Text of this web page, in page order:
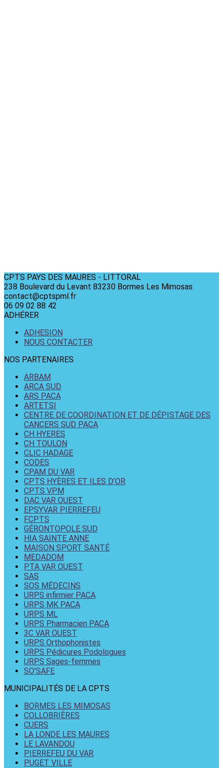
CPTS PAYS DES MAURES - LITTORAL
238 Boulevard du Levant 83230 Bormes Les Mimosas
contact@cptspml.fr
06 09 02 88 42
ADHÉRER
ADHESION
NOUS CONTACTER
NOS PARTENAIRES
ARBAM
ARCA SUD
ARS PACA
ARTETSI
CENTRE DE COORDINATION ET DE DÉPISTAGE DES
CANCERS SUD PACA
CH HYERES
CH TOULON
CLIC HADAGE
CODES
CPAM DU VAR
CPTS HYÈRES ET ILES D’OR
CPTS VPM
DAC VAR OUEST
EPSYVAR PIERREFEU
FCPTS
GÉRONTOPOLE SUD
HIA SAINTE ANNE
MAISON SPORT SANTÉ
MEDADOM
PTA VAR OUEST
SAS
SOS MÉDECINS
URPS infirmier PACA
URPS MK PACA
URPS ML
URPS Pharmacien PACA
3C VAR OUEST
URPS Orthophonistes
URPS Pédicures Podologues
URPS Sages-femmes
SO'SAFE
MUNICIPALITÉS DE LA CPTS
BORMES LES MIMOSAS
COLLOBRIÈRES
CUERS
LA LONDE LES MAURES
LE LAVANDOU
PIERREFEU DU VAR
PUGET VILLE